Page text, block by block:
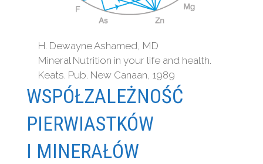
H. Dewayne Ashamed, MD
Mineral Nutrition in your life and health.
Keats. Pub. New Canaan, 1989
WSPÓŁZALEŻNOŚĆ
PIERWIASTKÓW
I MINERAŁÓW